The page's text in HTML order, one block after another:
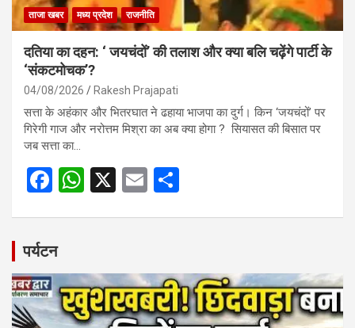
ताजा खबर मध्य प्रदेश राजनीति
दतिया का दहन: ‘ जयचंदों’ की तलाश और क्या बलि चढ़ेंगे पार्टी के
‘संकटमोचक’?
04/08/2026 Rakesh Prajapati
सत्ता के अहंकार और भितरघात ने ढहाया भाजपा का दुर्ग। किन ‘जयचंदों’ पर
गिरेगी गाज और नरोत्तम मिश्रा का अब क्या होगा ? सियासत की बिसात पर
जब सत्ता का…
F
b
o
o
W
A
p
X
E
पर्यटन